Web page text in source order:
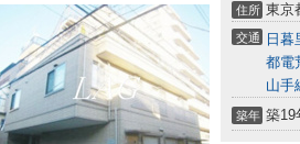
住所 東京
交通 日暮
都電
山手
築年 築19